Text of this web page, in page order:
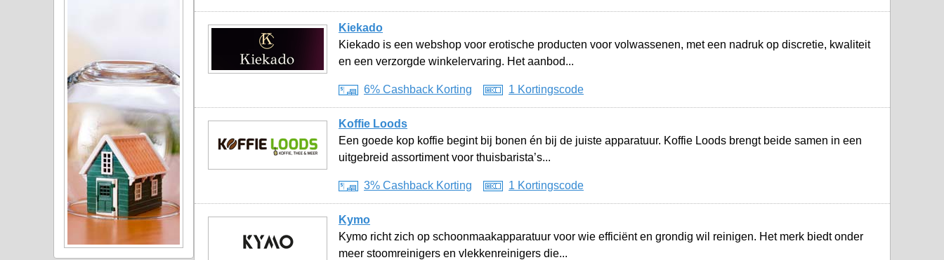
Kiekado
Kiekado is een webshop voor erotische producten voor volwassenen, met een nadruk op discretie, kwaliteit
en een verzorgde winkelervaring. Het aanbod...
6% Cashback Korting 1 Kortingscode
Koffie Loods
Een goede kop koffie begint bij bonen én bij de juiste apparatuur. Koffie Loods brengt beide samen in een
uitgebreid assortiment voor thuisbarista’s...
3% Cashback Korting 1 Kortingscode
Kymo
Kymo richt zich op schoonmaakapparatuur voor wie efficiënt en grondig wil reinigen. Het merk biedt onder
meer stoomreinigers en vlekkenreinigers die...